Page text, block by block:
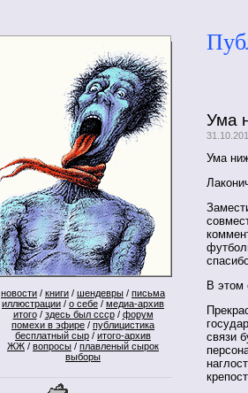
новости / книги / шендевры / письма
иллюстрации / о себе / медиа-архив
итого/ здесь был ссср/ форум
помехи в эфире / публицистика
бесплатный сыр / итого-архив
ЖЖ / вопросы / плавленый сырок
выборы
Ума
Ума
В этом
связи